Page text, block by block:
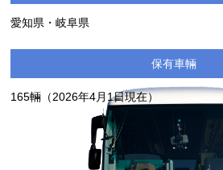
愛知県・岐阜県
保有車輛
165輛（2026年4月1日現在）